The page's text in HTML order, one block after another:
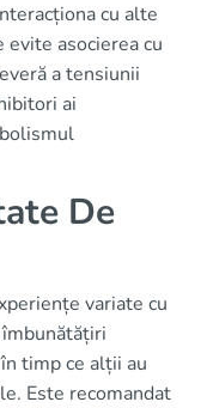
cu alte
asocierea cu
a tensiunii
ai
De
variate cu
îmbunătățiri
timp ce alții au
Este recomandat